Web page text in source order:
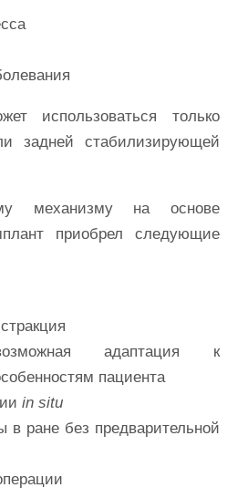
использоваться только
задней стабилизирующей
механизму на основе
приобрел следующие
адаптация к
пациента
in situ
в ране без предварительной